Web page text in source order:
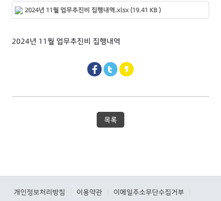
2024년 11월 업무추진비 집행내역.xlsx (19.41 KB )
2024년 11월 업무추진비 집행내역
목록
개인정보처리방침 이용약관 이메일주소무단수집거부